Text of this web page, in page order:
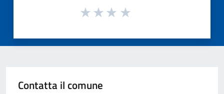
Contatta il comune